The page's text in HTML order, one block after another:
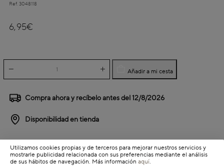
Ref. 3048118
6,95€
Añadir a mi cesta
Compra ahora y recíbelo antes del12/8/2026
Disponibilidad en tienda
Detalles del producto
Información de envío
Utilizamos cookies propias y de terceros para mejorar nuestros servicios y
mostrarle publicidad relacionada con sus preferencias mediante el análisis
de sus hábitos de navegación. Más información aquí.